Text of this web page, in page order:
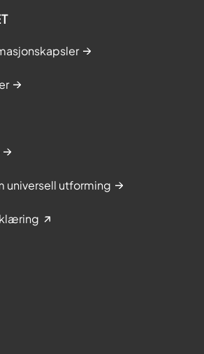
universell utforming